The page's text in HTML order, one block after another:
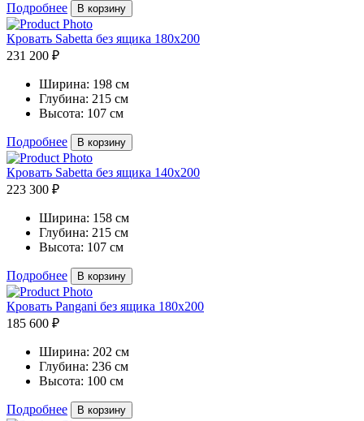
Подробнее В корзину
Кровать Sabetta без ящика 180х200
231 200 ₽
Ширина: 198 см
Глубина: 215 см
Высота: 107 см
Подробнее В корзину
Кровать Sabetta без ящика 140х200
223 300 ₽
Ширина: 158 см
Глубина: 215 см
Высота: 107 см
Подробнее В корзину
Кровать Pangani без ящика 180х200
185 600 ₽
Ширина: 202 см
Глубина: 236 см
Высота: 100 см
Подробнее В корзину